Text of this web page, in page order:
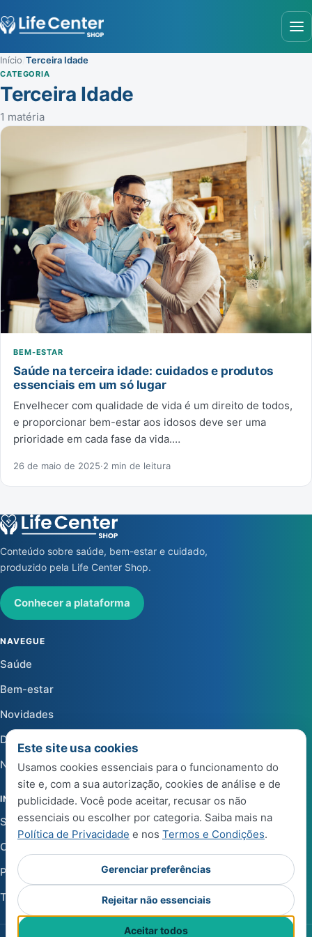
Início Terceira Idade
CATEGORIA
Terceira Idade
1 matéria
BEM-ESTAR
Saúde na terceira idade: cuidados e produtos
essenciais em um só lugar
Envelhecer com qualidade de vida é um direito de todos,
e proporcionar bem-estar aos idosos deve ser uma
prioridade em cada fase da vida.…
26 de maio de 2025·2 min de leitura
Conteúdo sobre saúde, bem-estar e cuidado,
produzido pela Life Center Shop.
Conhecer a plataforma
NAVEGUE
Saúde
Bem-estar
Novidades
Dicas
Notícias
INSTITUCIONAL
Sobre a Life Center Shop
Central de Ajuda
Política de Privacidade
Termos e Condições de Uso
Este site usa cookies
Usamos cookies essenciais para o funcionamento do
site e, com a sua autorização, cookies de análise e de
publicidade. Você pode aceitar, recusar os não
essenciais ou escolher por categoria. Saiba mais na
Política de Privacidade e nos Termos e Condições.
Gerenciar preferências
Rejeitar não essenciais
Aceitar todos